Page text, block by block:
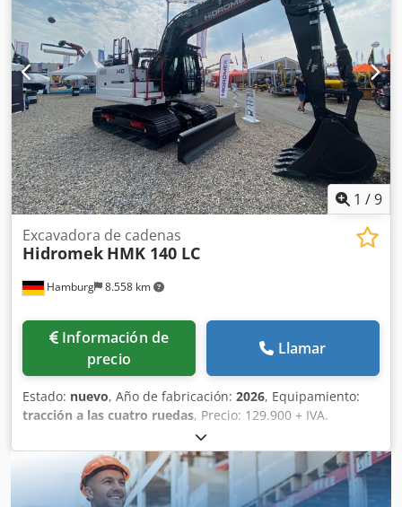
de la cuchara aprox. 1,7 m³ Longitud de transporte aprox.
10,4 m Altura de transporte aprox. 3,4 m Ancho (con
cadenas de 800 mm) aprox. 3,2 m
1 /9
Hamburg 8.558 km
Excavadora de cadenas
Hidromek HMK 140 LC
Información de
precio
Llamar
Estado: nuevo, Año de fabricación: 2026, Equipamiento:
tracción a las cuatro ruedas, Precio: 129.900 + IVA.
Garantía de fábrica. Cjdpezfyi Tofx Akcerf HMK 140LC-5,
brazo de 2,30 m, alcance de 4,8 m, cucharón de 0,7 m3 -
1200 mm. Bomba de suministro de combustible. Línea
hidráulica de simple/doble efecto. Línea hidráulica auxiliar